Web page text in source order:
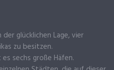
der glücklichen Lage, vier
zu besitzen.
sechs große Häfen.